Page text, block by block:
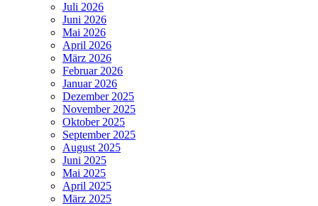
Juli 2026
Juni 2026
Mai 2026
April 2026
März 2026
Februar 2026
Januar 2026
Dezember 2025
November 2025
Oktober 2025
September 2025
August 2025
Juni 2025
Mai 2025
April 2025
März 2025